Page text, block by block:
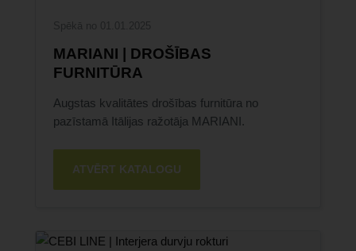
MARIANI | DROŠĪBAS
FURNITŪRA
Augstas kvalitātes drošības furnitūra no
pazīstamā Itālijas ražotāja MARIANI.
ATVĒRT KATALOGU